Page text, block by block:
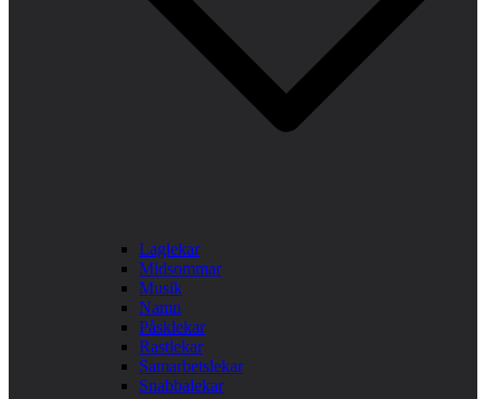
Laglekar
Midsommar
Musik
Namn
Påsklekar
Rastlekar
Samarbetslekar
Snabbalekar